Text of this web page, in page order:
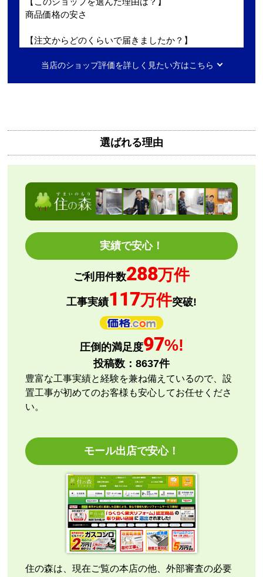
商品価格の安さ
【注文からどのくらいで届きましたか？】
商品だけ買うならいいが、工事はしない方がいい。
特に追加工事が鬼のように高いので絶対しない方がい
工事セットでは二度とつかわない
アト＠リエさん
2026年7月28日 17:11
欲しい商品をスムーズに注文できましたか？
ショップからの連絡や対応は適切でしたか？
予定の期日までに商品が届きましたか？
商品の梱包は必要十分なものでしたか？
またこのショップを利用したいですか？
いいえ
時期】2026年07月頃
商品購入から入金連絡、工事日の指定、決定、商品の
到着等はスムーズでした。
価格は再安値に近かったので住の森で注文しました
が、工事費が他のところより高く設定されていていま
総額的には高くなってしまったので、エアコンに限ら
ずこちらの会社からのリピはありません。
それと商品欄にもう少し細かく工事費の内訳を書いた
方がいいと思いました。
当店のショップ評価を詳しく見たい方はこちら
選ばれる理由
実績で安心！
ご利用件数288万件
工事実績117万件突破!
圧倒的満足度97%!
投稿数： 8637件
豊富な工事実績と経験を兼ね備えているので、設
置工事が初めてのお客様も安心してお任せくださ
い。
モール出店で安心！
住の森は、現在ご覧の本店の他、外部審査の必要